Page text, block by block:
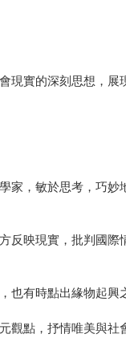
現實的深刻思想，展
家，敏於思考，巧妙
反映現實，批判國際
有時點出緣物起興
觀點，抒情唯美與社